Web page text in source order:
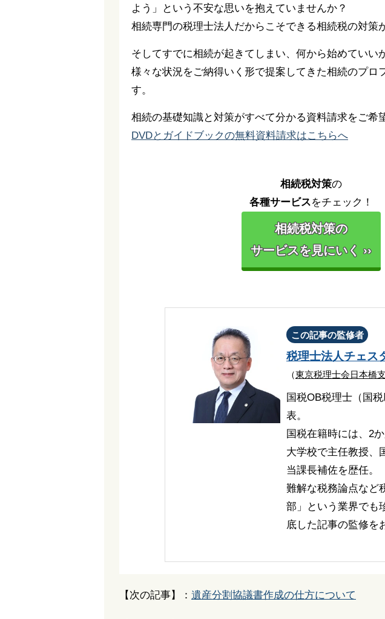
よう」という不安な思いを抱えていませんか？
相続専門の税理士法人だからこそできる相続税の対策
そしてすでに相続が起きてしまい、何から始めていい
様々な状況をご納得いく形で提案してきた相続のプ
す。
相続の基礎知識と対策がすべて分かる資料請求をご希
DVDとガイドブックの無料資料請求はこちらへ
相続税対策の
各種サービスをチェック！
相続税対策の
サービスを見にいく ››
この記事の監修者
税理士法人チェス
（東京税理士会日本橋
国税OB税理士（国
表。
国税在籍時には、2
大学校で主任教授、
当課長補佐を歴任。
難解な税務論点など
部」という業界でも
底した記事の監修を
【次の記事】： 遺産分割協議書作成の仕方について